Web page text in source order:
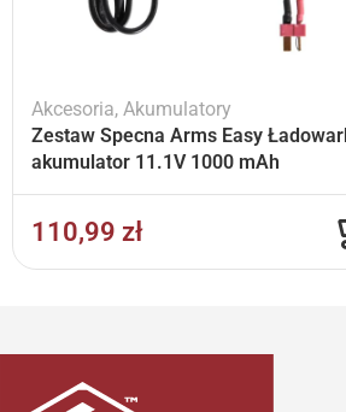
Akcesoria, Akumulatory
Zestaw Specna Arms Easy
akumulator 11.1V 1000 mAh
110,99 zł